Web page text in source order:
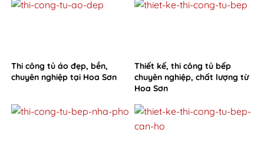
Thi công tủ áo đẹp, bền,
chuyên nghiệp tại Hoa Sơn
Thiết kế, thi công tủ bếp
chuyên nghiệp, chất lượng từ
Hoa Sơn